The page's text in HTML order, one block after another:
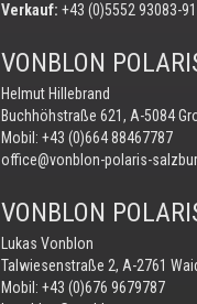
Verkauf: +43 (0)5552 93083-
VONBLON
Helmut Hillebrand
Buchhöhstraße 621, A-5084
Mobil: +43 (0)664 88467787
office@vonblon-polaris-
VONBLON
Lukas Vonblon
Talwiesenstraße 2, A-2761
Mobil: +43 (0)676 9679787